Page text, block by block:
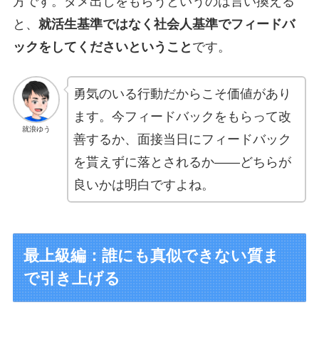
と、 就活生基準ではなく社会人基準でフィードバ
ックをしてくださいということ です。
就浪ゆう
勇気のいる行動だからこそ価値があり
ます。今フィードバックをもらって改
善するか、面接当日にフィードバック
を貰えずに落とされるか——どちらが
良いかは明白ですよね。
最上級編：誰にも真似できない質ま
で引き上げる